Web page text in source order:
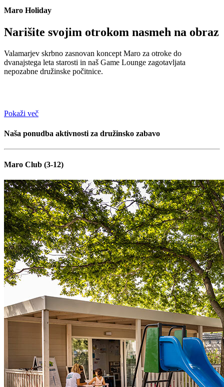
Maro Holiday
Narišite svojim otrokom nasmeh na obraz
Valamarjev skrbno zasnovan koncept Maro za otroke do
dvanajstega leta starosti in naš Game Lounge zagotavljata
nepozabne družinske počitnice.
Pokaži več
Naša ponudba aktivnosti za družinsko zabavo
Maro Club (3-12)